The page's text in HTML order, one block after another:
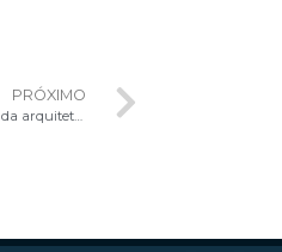
PRÓXIMO
Setor Espaço Litúrgico promove última live do ano sobre a importância da arte e da arquitetura sacra